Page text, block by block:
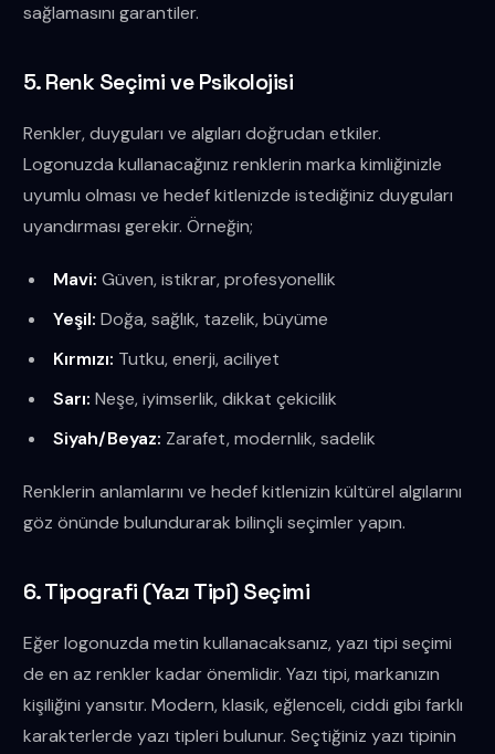
sağlamasını garantiler.
5. Renk Seçimi ve Psikolojisi
Renkler, duyguları ve algıları doğrudan etkiler.
Logonuzda kullanacağınız renklerin marka kimliğinizle
uyumlu olması ve hedef kitlenizde istediğiniz duyguları
uyandırması gerekir. Örneğin;
Mavi: Güven, istikrar, profesyonellik
Yeşil: Doğa, sağlık, tazelik, büyüme
Kırmızı: Tutku, enerji, aciliyet
Sarı: Neşe, iyimserlik, dikkat çekicilik
Siyah/Beyaz: Zarafet, modernlik, sadelik
Renklerin anlamlarını ve hedef kitlenizin kültürel algılarını
göz önünde bulundurarak bilinçli seçimler yapın.
6. Tipografi (Yazı Tipi) Seçimi
Eğer logonuzda metin kullanacaksanız, yazı tipi seçimi
de en az renkler kadar önemlidir. Yazı tipi, markanızın
kişiliğini yansıtır. Modern, klasik, eğlenceli, ciddi gibi farklı
karakterlerde yazı tipleri bulunur. Seçtiğiniz yazı tipinin